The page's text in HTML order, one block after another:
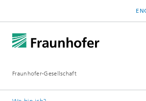
Fraunhofer-Gesellschaft